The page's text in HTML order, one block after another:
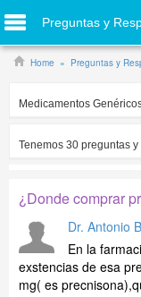
Preguntas y
Home Preguntas y
Medicamentos
Tenemos 30 preguntas
¿Donde comprar
Dr. Antonio
En la
exstencias de esa
mg( es